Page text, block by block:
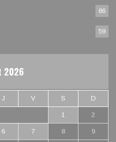
86
59
2026
J V S D
1 2
6 7 8 9